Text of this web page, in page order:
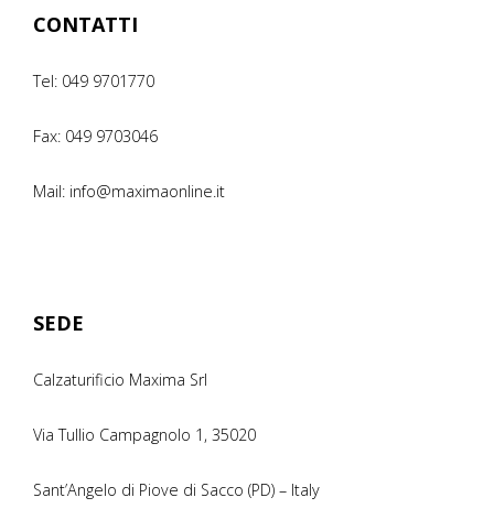
CONTATTI
Tel: 049 9701770
Fax: 049 9703046
Mail: info@maximaonline.it
SEDE
Calzaturificio Maxima Srl
Via Tullio Campagnolo 1, 35020
Sant’Angelo di Piove di Sacco (PD) – Italy